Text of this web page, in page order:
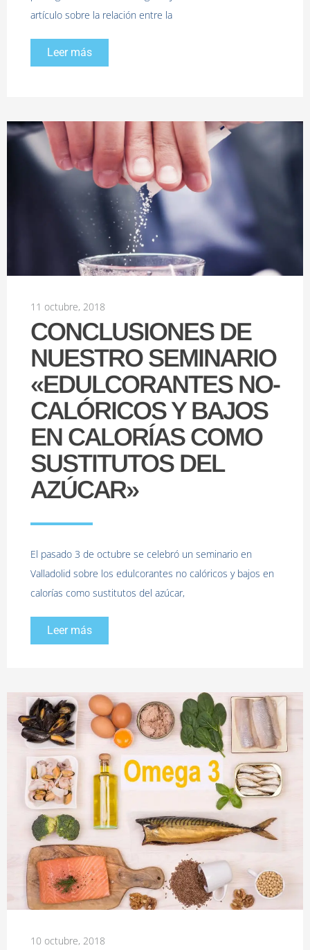
artículo sobre la relación entre la
Leer más
11 octubre, 2018
CONCLUSIONES DE
NUESTRO SEMINARIO
«EDULCORANTES NO-
CALÓRICOS Y BAJOS
EN CALORÍAS COMO
SUSTITUTOS DEL
AZÚCAR»
El pasado 3 de octubre se celebró un seminario en
Valladolid sobre los edulcorantes no calóricos y bajos en
calorías como sustitutos del azúcar,
Leer más
10 octubre, 2018